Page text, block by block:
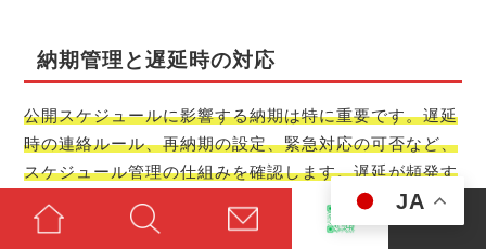
納期管理と遅延時の対応
公開スケジュールに影響する納期は特に重要です。遅延
時の連絡ルール、再納期の設定、緊急対応の可否など、
スケジュール管理の仕組みを確認します。遅延が頻発す
る業者は避けるべきです。
JA